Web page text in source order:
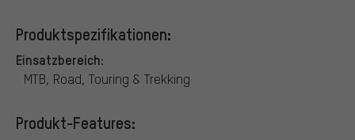
Produktspezifikationen:
Einsatzbereich:
MTB, Road, Touring & Trekking
Produkt-Features: